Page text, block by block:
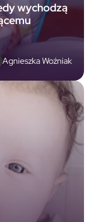
wychodzą
Agnieszka Woźniak